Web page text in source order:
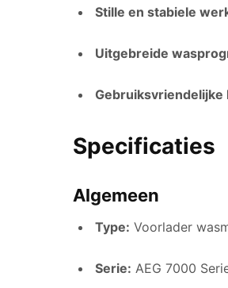
Stille en stabiele
Uitgebreide
Gebruiksvriendelijke
Specificaties
Algemeen
Type: Voorlader
Serie: AEG 7000